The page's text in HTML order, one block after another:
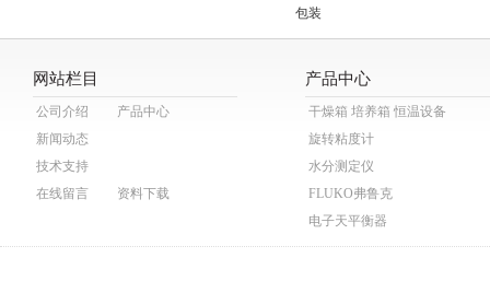
包装
网站栏目
公司介绍
产品中心
新闻动态
技术支持
在线留言
资料下载
产品中心
干燥箱 培养箱 恒温设备
旋转粘度计
水分测定仪
FLUKO弗鲁克
电子天平衡器